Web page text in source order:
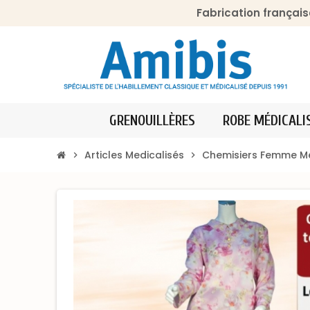
Fabrication
GRENOUILLÈRES ROBE
chevron_right Articles Medicalisés chevron_right Chemisiers Femme